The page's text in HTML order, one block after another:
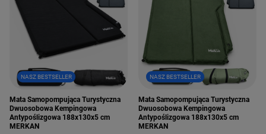
NASZ BESTSELLER
Mata Samopompująca Turystyczna
Dwuosobowa Kempingowa
Antypoślizgowa 188x130x5 cm
MERKAN
NASZ BESTSELLER
Mata Samopompująca Turystyczna
Dwuosobowa Kempingowa
Antypoślizgowa 188x130x5 cm
MERKAN